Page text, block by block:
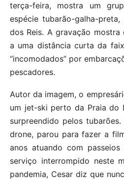
terça-feira, mostra um
espécie tubarão-galha-
dos Reis. A gravação
a uma distância curta da
“incomodados” por
pescadores.
Autor da imagem, o
um jet-ski perto da Praia do
surpreendido pelos
drone, parou para fazer a
anos atuando com
serviço interrompido neste
pandemia, Cesar diz que